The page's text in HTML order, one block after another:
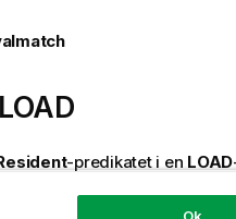
LOAD
-predikatet i en LOAD
när du vill utföra
inte har möjlighet att